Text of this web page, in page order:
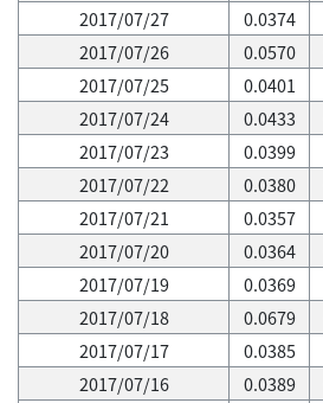
2017/07/27
0.0374
2017/07/26
0.0570
2017/07/25
0.0401
2017/07/24
0.0433
2017/07/23
0.0399
2017/07/22
0.0380
2017/07/21
0.0357
2017/07/20
0.0364
2017/07/19
0.0369
2017/07/18
0.0679
2017/07/17
0.0385
2017/07/16
0.0389